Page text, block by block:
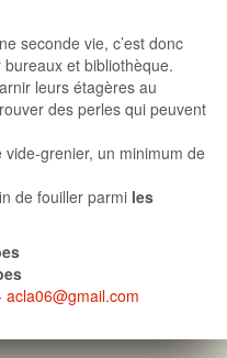
seconde vie, c’est donc
bureaux et bibliothèque.
leurs étagères au
des perles qui peuvent
vide-grenier, un minimum de
de fouiller parmi les
acla06@gmail.com